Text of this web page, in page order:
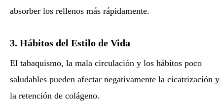
absorber los rellenos más rápidamente.
3. Hábitos del Estilo de Vida
El tabaquismo, la mala circulación y los hábitos poco
saludables pueden afectar negativamente la cicatrización y
la retención de colágeno.